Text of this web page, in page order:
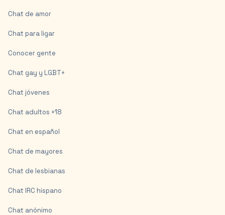
Chat de amor
Chat para ligar
Conocer gente
Chat gay y LGBT+
Chat jóvenes
Chat adultos +18
Chat en español
Chat de mayores
Chat de lesbianas
Chat IRC hispano
Chat anónimo